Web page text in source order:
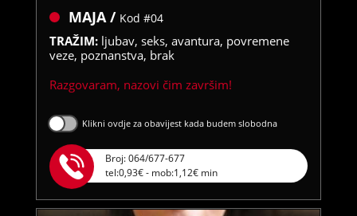
MAJA / Kod #04
TRAŽIM: ljubav, seks, avantura, povremene
veze, poznanstva, brak
Razgovaram, nazovi čim završim!
Broj: 064/677-677
tel:0,93€ - mob:1,12€ min